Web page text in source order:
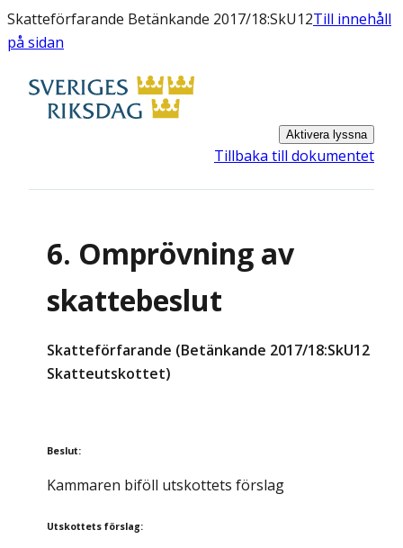
Skatteförfarande Betänkande 2017/18:SkU12Till innehåll
på sidan
Aktivera lyssna
Tillbaka till dokumentet
6. Omprövning av
skattebeslut
Skatteförfarande (Betänkande 2017/18:SkU12
Skatteutskottet)
Beslut:
Kammaren biföll utskottets förslag
Utskottets förslag: